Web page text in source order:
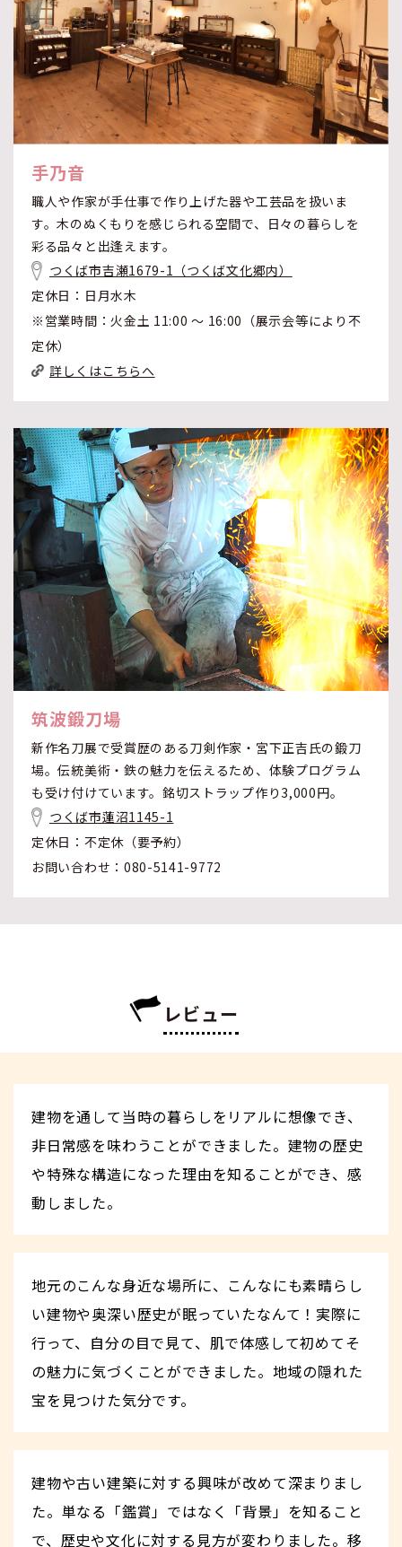
手乃音
職人や作家が手仕事で作り上げた器や工芸品を扱いま
す。木のぬくもりを感じられる空間で、日々の暮らしを
彩る品々と出逢えます。
つくば市吉瀬1679-1（つくば文化郷内）
定休日：日月水木
※営業時間：火金土 11:00 ～ 16:00（展示会等により不
定休）
詳しくはこちらへ
筑波鍛刀場
新作名刀展で受賞歴のある刀剣作家・宮下正吉氏の鍛刀
場。伝統美術・鉄の魅力を伝えるため、体験プログラム
も受け付けています。銘切ストラップ作り3,000円。
つくば市蓮沼1145-1
定休日：不定休（要予約）
お問い合わせ：080-5141-9772
レビュー
建物を通して当時の暮らしをリアルに想像でき、
非日常感を味わうことができました。建物の歴史
や特殊な構造になった理由を知ることができ、感
動しました。
地元のこんな身近な場所に、こんなにも素晴らし
い建物や奥深い歴史が眠っていたなんて！実際に
行って、自分の目で見て、肌で体感して初めてそ
の魅力に気づくことができました。地域の隠れた
宝を見つけた気分です。
建物や古い建築に対する興味が改めて深まりまし
た。単なる「鑑賞」ではなく「背景」を知ること
で、歴史や文化に対する見方が変わりました。移